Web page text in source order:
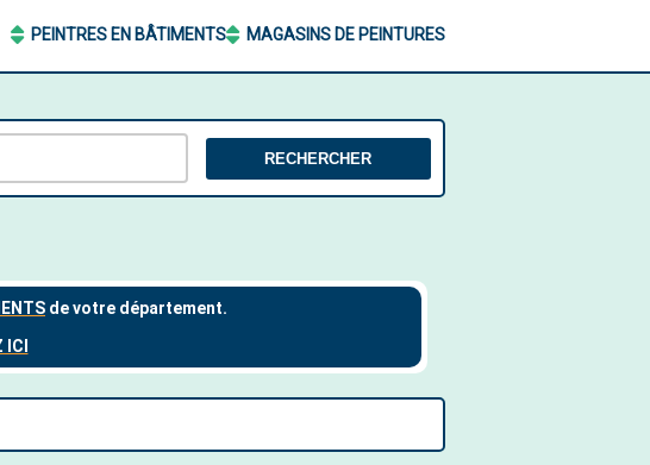
PEINTRES EN BÂTIMENTS MAGASINS DE PEINTURES
RECHERCHER